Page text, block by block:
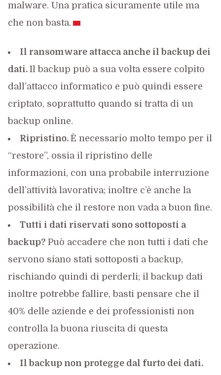
malware. Una pratica sicuramente utile ma
che non basta.
Il ransomware attacca anche il backup dei
dati. Il backup può a sua volta essere colpito
dall’attacco informatico e può quindi essere
criptato, soprattutto quando si tratta di un
backup online.
Ripristino. È necessario molto tempo per il
“restore”, ossia il ripristino delle
informazioni, con una probabile interruzione
dell’attività lavorativa; inoltre c’è anche la
possibilità che il restore non vada a buon fine.
Tutti i dati riservati sono sottoposti a
backup? Può accadere che non tutti i dati che
servono siano stati sottoposti a backup,
rischiando quindi di perderli; il backup dati
inoltre potrebbe fallire, basti pensare che il
40% delle aziende e dei professionisti non
controlla la buona riuscita di questa
operazione.
Il backup non protegge dal furto dei dati.